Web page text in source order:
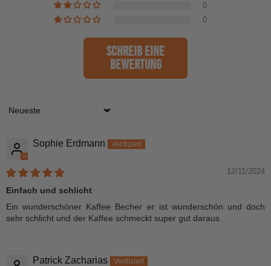
0
0
Schreib eine
Bewertung
Sort by
Sophie Erdmann
12/11/2024
Einfach und schlicht
Ein wunderschöner Kaffee Becher er ist wunderschön und doch
sehr schlicht und der Kaffee schmeckt super gut daraus.
Patrick Zacharias